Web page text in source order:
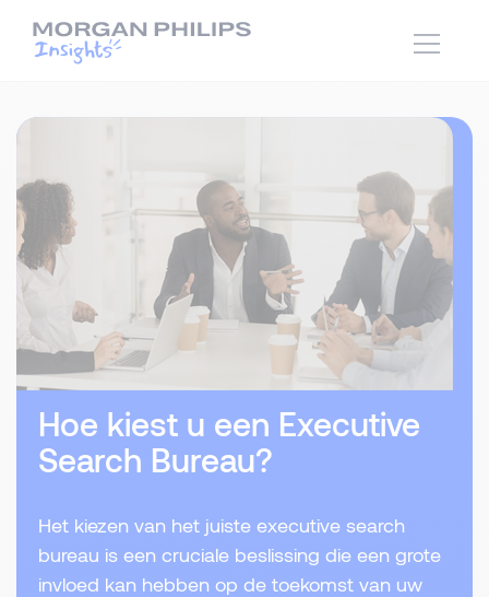
Hoe kiest u een Executive
Search Bureau?
Het kiezen van het juiste executive search
bureau is een cruciale beslissing die een grote
invloed kan hebben op de toekomst van uw